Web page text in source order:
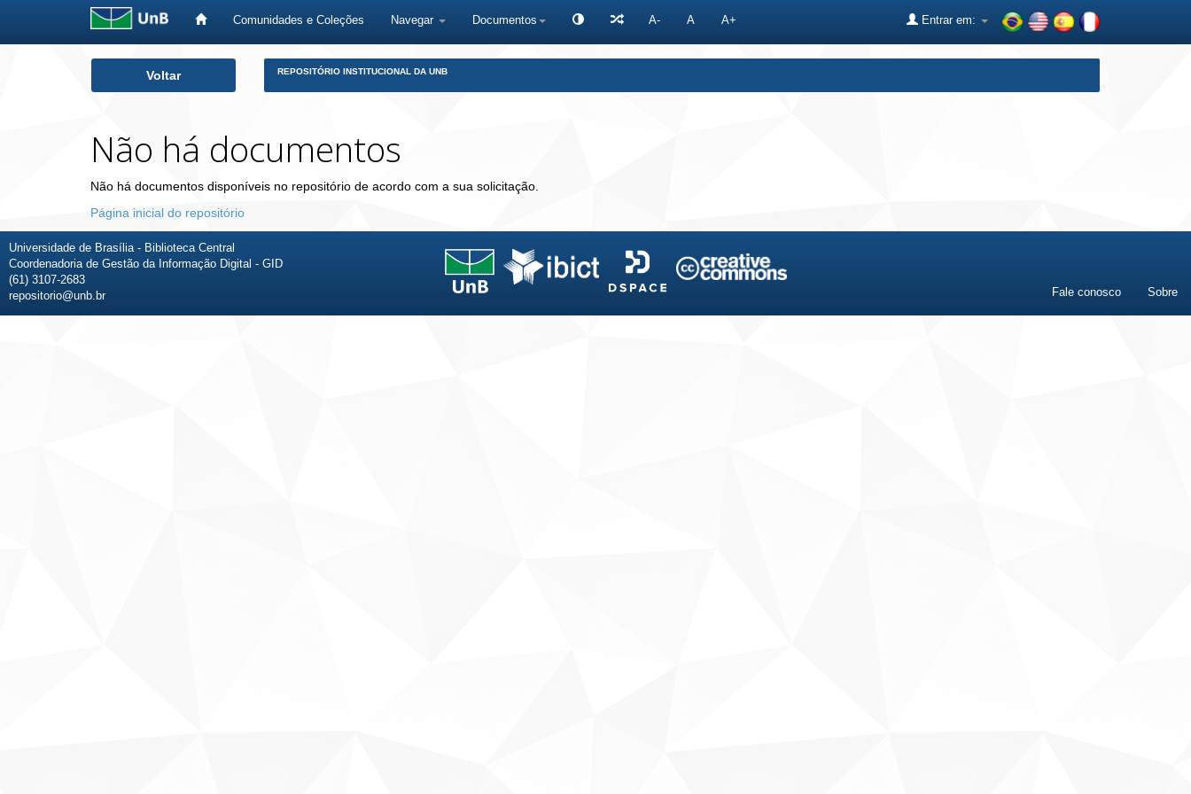
Comunidades e Coleções Navegar Documentos A- A A+ Entrar em:
Voltar REPOSITÓRIO INSTITUCIONAL DA UNB
Não há documentos
Não há documentos disponíveis no repositório de acordo com a sua solicitação.
Página inicial do repositório
Universidade de Brasília - Biblioteca Central
Coordenadoria de Gestão da Informação Digital - GID
(61) 3107-2683
repositorio@unb.br
Fale conosco Sobre